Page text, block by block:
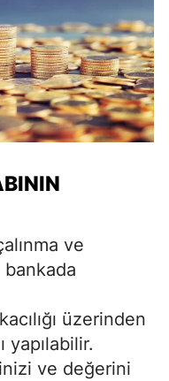
ve
bankada
üzerinden
yapılabilir.
ve değerini